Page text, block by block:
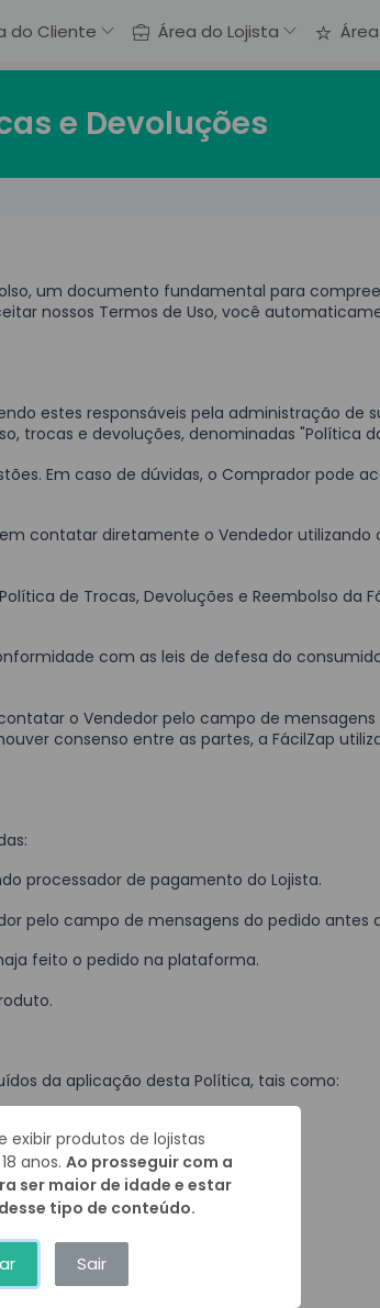
do Cliente Área do Lojista
e Devoluções
um documento fundamental para
nossos Termos de Uso, você
estes responsáveis pela administração de
trocas e devoluções, denominadas "Política
Em caso de dúvidas, o Comprador pode
contatar diretamente o Vendedor utilizando
de Trocas, Devoluções e Reembolso da
com as leis de defesa do
o Vendedor pelo campo de
consenso entre as partes, a FácilZap
processador de pagamento do Lojista.
pelo campo de mensagens do pedido antes
feito o pedido na plataforma.
da aplicação desta Política, tais como:
exibir produtos de lojistas
anos. Ao prosseguir com a
ser maior de idade e estar
tipo de conteúdo.
Sair